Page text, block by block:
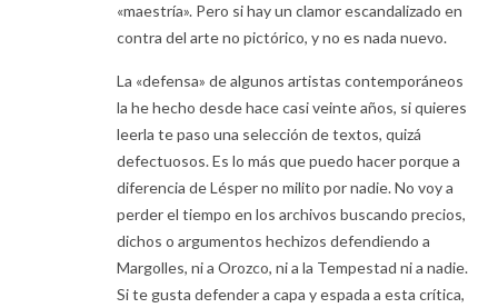
«maestría». Pero si hay un clamor escandalizado en
contra del arte no pictórico, y no es nada nuevo.
La «defensa» de algunos artistas contemporáneos
la he hecho desde hace casi veinte años, si quieres
leerla te paso una selección de textos, quizá
defectuosos. Es lo más que puedo hacer porque a
diferencia de Lésper no milito por nadie. No voy a
perder el tiempo en los archivos buscando precios,
dichos o argumentos hechizos defendiendo a
Margolles, ni a Orozco, ni a la Tempestad ni a nadie.
Si te gusta defender a capa y espada a esta crítica,